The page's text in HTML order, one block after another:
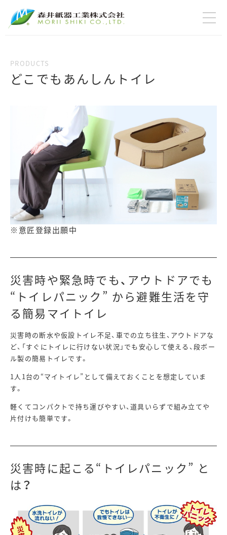
どこでもあんしんトイレ
※意匠登録出願中
災害時や緊急時でも、アウトドアでも
“トイレパニック” から避難生活を守
る簡易マイトイレ
災害時の断水や仮設トイレ不足、車での立ち往生、アウトドアな
ど、「すぐにトイレに行けない状況」でも安心して使える、段ボー
ル製の簡易トイレです。
1人1台の“マイトイレ”として備えておくことを想定していま
す。
軽くてコンパクトで持ち運びやすい、道具いらずで組み立てや
片付けも簡単です。
災害時に起こる“トイレパニック” と
は？